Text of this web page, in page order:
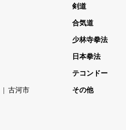
古河市
剣道
合気道
少林寺拳法
日本拳法
テコンドー
その他